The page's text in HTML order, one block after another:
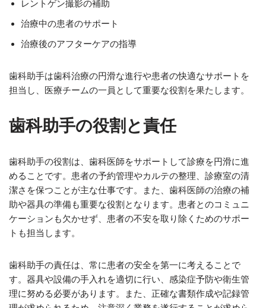
レントゲン撮影の補助
治療中の患者のサポート
治療後のアフターケアの指導
歯科助手は歯科治療の円滑な進行や患者の快適なサポートを
担当し、医療チームの一員として重要な役割を果たします。
歯科助手の役割と責任
歯科助手の役割は、歯科医師をサポートして診療を円滑に進
めることです。患者の予約管理やカルテの整理、診療室の清
潔さを保つことが主な仕事です。また、歯科医師の治療の補
助や器具の準備も重要な役割となります。患者とのコミュニ
ケーションも欠かせず、患者の不安を取り除くためのサポー
トも担当します。
歯科助手の責任は、常に患者の安全を第一に考えることで
す。器具や設備の手入れを適切に行い、感染症予防や衛生管
理に努める必要があります。また、正確な書類作成や記録管